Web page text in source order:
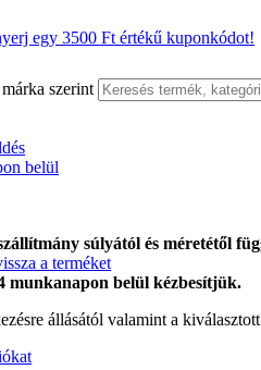
egy 3500 Ft értékű kuponkódot!
szerint
belül
súlyától és méretétől
a terméket
munkanapon belül kézbesítjük.
állásától valamint a